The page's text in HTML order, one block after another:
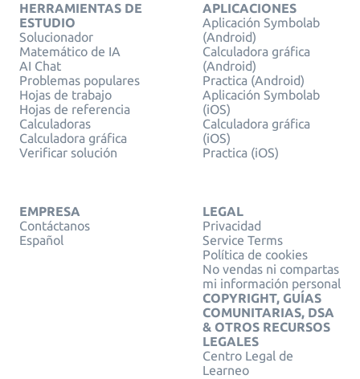
HERRAMIENTAS DE
ESTUDIO
Solucionador
Matemático de IA
AI Chat
Problemas populares
Hojas de trabajo
Hojas de referencia
Calculadoras
Calculadora gráfica
Verificar solución
APLICACIONES
Aplicación Symbolab
(Android)
Calculadora gráfica
(Android)
Practica (Android)
Aplicación Symbolab
(iOS)
Calculadora gráfica
(iOS)
Practica (iOS)
EMPRESA
Contáctanos
Español
LEGAL
Privacidad
Service Terms
Política de cookies
No vendas ni compartas
mi información personal
COPYRIGHT, GUÍAS
COMUNITARIAS, DSA
& OTROS RECURSOS
LEGALES
Centro Legal de
Learneo